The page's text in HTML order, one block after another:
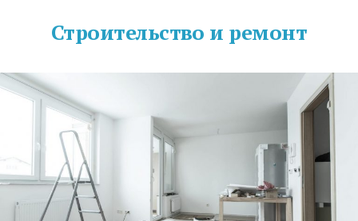
Строительство и ремонт